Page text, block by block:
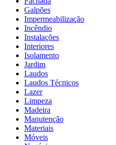
Galpões
Impermeabilização
Incêndio
Instalações
Interiores
Isolamento
Jardim
Laudos
Laudos Técnicos
Lazer
Limpeza
Madeira
Manutenção
Materiais
Móveis